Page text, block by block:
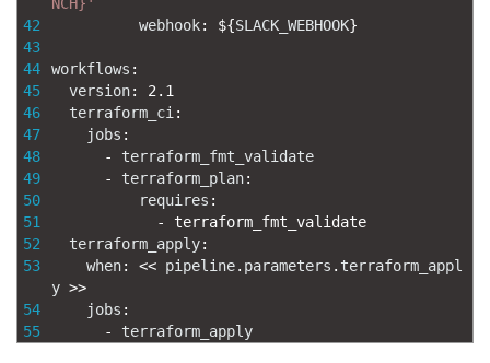
42
43
44
45
46
47
48
49
50
51
52
53
54
55
webhook: ${SLACK_WEBHOOK}
workflows :
version:
2.1
terraform_ci :
jobs :
-
terraform_fmt_validate
-
terraform_plan:
requires :
-
terraform_fmt_validate
terraform_apply:
when: << pipeline. parameters . terraform_appl
y >>
jobs :
-
terraform_apply